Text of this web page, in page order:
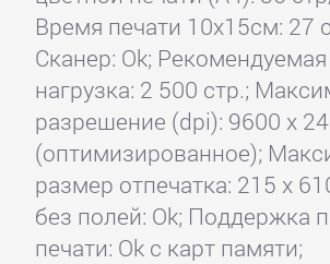
Время печати 10x15см: 27
Сканер: Ok;
нагрузка: 2 500 стр.;
разрешение (dpi): 9600 x
(оптимизированное);
размер отпечатка: 215 x
без полей: Ok; Поддержка
печати: Ok с карт памяти;